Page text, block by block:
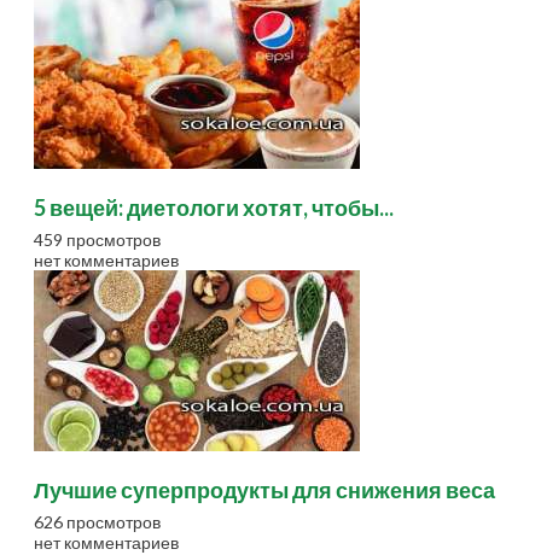
5 вещей: диетологи хотят, чтобы...
459 просмотров
нет комментариев
Лучшие суперпродукты для снижения веса
626 просмотров
нет комментариев